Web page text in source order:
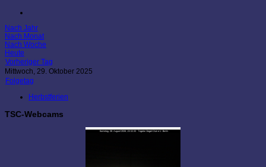
Nach Jahr
Nach Monat
Nach Woche
Heute
Vorheriger Tag
Mittwoch, 29. Oktober 2025
Folgetag
Herbstferien
TSC-Webcams